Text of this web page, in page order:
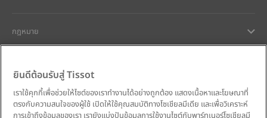
กฎหมาย
การช่วยเหลือและติดต่อ
ความมุ่งมั่นของเรา
ยินดีต้อนรับสู่ Tissot
เราใช้คุกกี้เพื่อช่วยให้ไซต์ของเราทำงานได้อย่างถูกต้อง แสดงเนื้อหาและโฆษณาที่
ตรงกับความสนใจของผู้ใช้ เปิดให้ใช้คุณสมบัติทางโซเชียลมีเดีย และเพื่อวิเคราะห์
การเข้าถึงข้อมูลของเรา เรายังแบ่งปันข้อมูลการใช้งานไซต์กับพาร์ทเนอร์โซเชียลมี